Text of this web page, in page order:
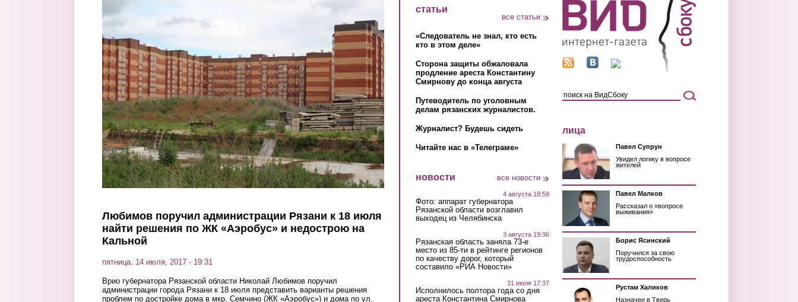
Любимов поручил администрации Рязани к 18 июля
найти решения по ЖК «Аэробус» и недострою на
Кальной
пятница, 14 июля, 2017 - 19:31
Врио губернатора Рязанской области Николай Любимов поручил
администрации города Рязани к 18 июля представить варианты решения
проблем по достройке дома в мкр. Семчино (ЖК «Аэробус») и дома по ул.
статьи
все статьи
«Следователь не знал, кто есть
кто в этом деле»
Сторона защиты обжаловала
продление ареста Константину
Смирнову до конца августа
Путеводитель по уголовным
делам рязанских журналистов.
Журналист? Будешь сидеть
Читайте нас в «Телеграме»
новости все новости
4 августа 18:59
Фото: аппарат губернатора
Рязанской области возглавил
выходец из Челябинска
3 августа 19:36
Рязанская область заняла 73-е
место из 85-ти в рейтинге регионов
по качеству дорог, который
составило «РИА Новости»
31 июля 17:37
Исполнилось полтора года со дня
ареста Константина Смирнова
лица
Павел Супрун
Увидел логику в вопросе
жителей
Павел Малков
Рассказал о «вопросе
выживания»
Борис Ясинский
Поручился за свою
трудоспособность
Рустам Халиков
Назначен в Тверь